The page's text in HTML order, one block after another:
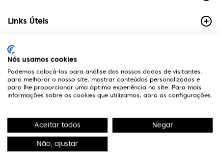
Links Úteis
Contactos
Edifício Premium
R. Miguel Serrano, nº 9 - 3º Miraflores,
1495-173 Algés
Chamada para a rede fixa nacional.
optivisao@optivisao.pt
Nós usamos cookies
Podemos colocá-los para análise dos nossos dados de visitantes,
para melhorar o nosso site, mostrar conteúdos personalizados e
para lhe proporcionar uma óptima experiência no site. Para mais
informações sobre os cookies que utilizamos, abra as configurações.
Aceitar todos Negar
Não, ajustar